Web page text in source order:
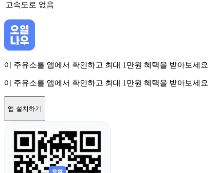
고속도로 없음
이 주유소를 앱에서 확인하고 최대 1만원 혜택을 받아보세요
이 주유소를 앱에서 확인하고 최대 1만원 혜택을 받아보세요
앱 설치하기